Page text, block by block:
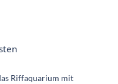
Riffaquarium mit